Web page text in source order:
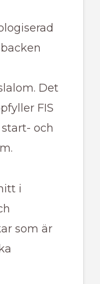
Det
FIS
och
i
som är